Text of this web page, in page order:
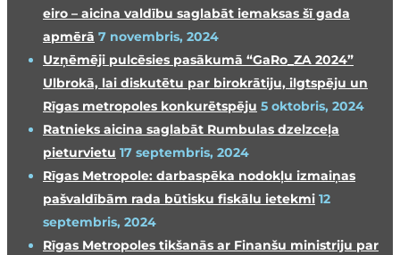
eiro – aicina valdību saglabāt iemaksas šī gada
apmērā 7 novembris, 2024
Uzņēmēji pulcēsies pasākumā “GaRo_ZA 2024”
Ulbrokā, lai diskutētu par birokrātiju, ilgtspēju un
Rīgas metropoles konkurētspēju 5 oktobris, 2024
Ratnieks aicina saglabāt Rumbulas dzelzceļa
pieturvietu 17 septembris, 2024
Rīgas Metropole: darbaspēka nodokļu izmaiņas
pašvaldībām rada būtisku fiskālu ietekmi 12
septembris, 2024
Rīgas Metropoles tikšanās ar Finanšu ministriju par